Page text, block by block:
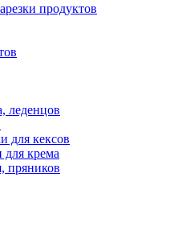
продуктов
леденцов
для кексов
крема
пряников